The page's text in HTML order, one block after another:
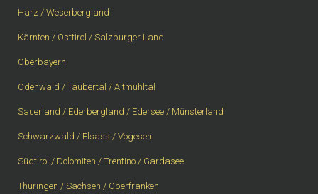
Harz / Weserbergland
Kärnten / Osttirol / Salzburger Land
Oberbayern
Odenwald / Taubertal / Altmühltal
Sauerland / Ederbergland / Edersee / Münsterland
Schwarzwald / Elsass / Vogesen
Südtirol / Dolomiten / Trentino / Gardasee
Thüringen / Sachsen / Oberfranken